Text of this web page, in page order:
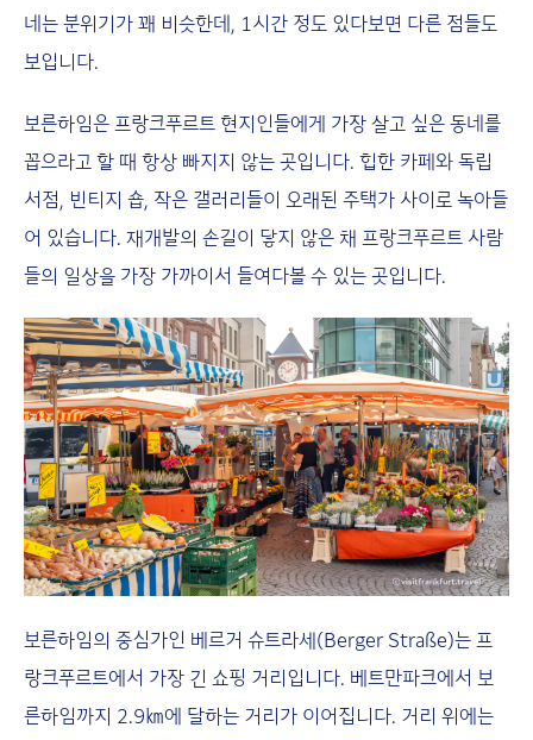
네는 분위기가 꽤 비슷한데, 1시간 정도 있다보면 다른 점들도
보입니다.
보른하임은 프랑크푸르트 현지인들에게 가장 살고 싶은 동네를
꼽으라고 할 때 항상 빠지지 않는 곳입니다. 힙한 카페와 독립
서점, 빈티지 숍, 작은 갤러리들이 오래된 주택가 사이로 녹아들
어 있습니다. 재개발의 손길이 닿지 않은 채 프랑크푸르트 사람
들의 일상을 가장 가까이서 들여다볼 수 있는 곳입니다.
보른하임의 중심가인 베르거 슈트라세(Berger Straße)는 프
랑크푸르트에서 가장 긴 쇼핑 거리입니다. 베트만파크에서 보
른하임까지 2.9㎞에 달하는 거리가 이어집니다. 거리 위에는